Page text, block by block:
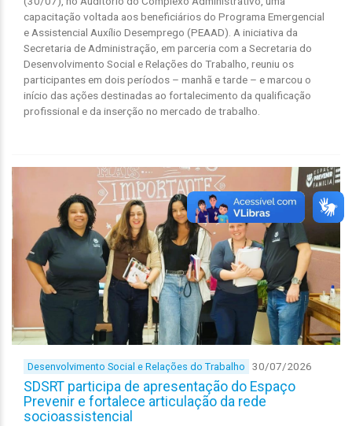
capacitação voltada aos beneficiários do Programa Emergencial
e Assistencial Auxílio Desemprego (PEAAD). A iniciativa da
Secretaria de Administração, em parceria com a Secretaria do
Desenvolvimento Social e Relações do Trabalho, reuniu os
participantes em dois períodos – manhã e tarde – e marcou o
início das ações destinadas ao fortalecimento da qualificação
profissional e da inserção no mercado de trabalho.
Desenvolvimento Social e Relações do Trabalho 30/07/2026
SDSRT participa de apresentação do Espaço
Prevenir e fortalece articulação da rede
socioassistencial